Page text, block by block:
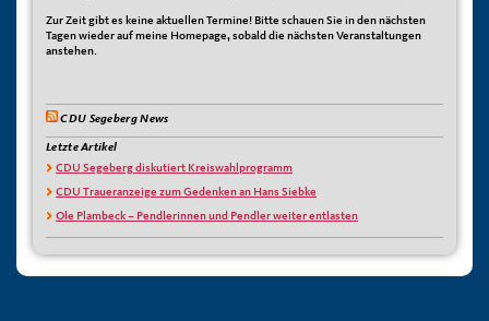
Zur Zeit gibt es keine aktuellen Termine! Bitte schauen Sie in den nächsten
Tagen wieder auf meine Homepage, sobald die nächsten Veranstaltungen
anstehen.
CDU Segeberg News
Letzte Artikel
CDU Segeberg diskutiert Kreiswahlprogramm
CDU Traueranzeige zum Gedenken an Hans Siebke
Ole Plambeck – Pendlerinnen und Pendler weiter entlasten